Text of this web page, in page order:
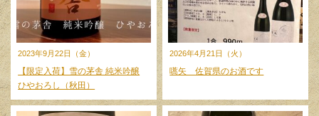
2023年9月22日（金）
【限定入荷】雪の茅舎 純米吟醸
ひやおろし（秋田）
2026年4月21日（火）
嚆矢 佐賀県のお酒です